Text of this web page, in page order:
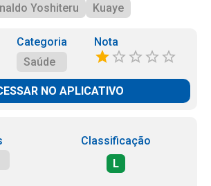
Yoshiteru Kuaye
Categoria
Saúde
Nota
NO APLICATIVO
Classificação
L